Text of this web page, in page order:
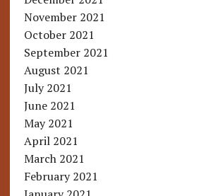
November 2021
October 2021
September 2021
August 2021
July 2021
June 2021
May 2021
April 2021
March 2021
February 2021